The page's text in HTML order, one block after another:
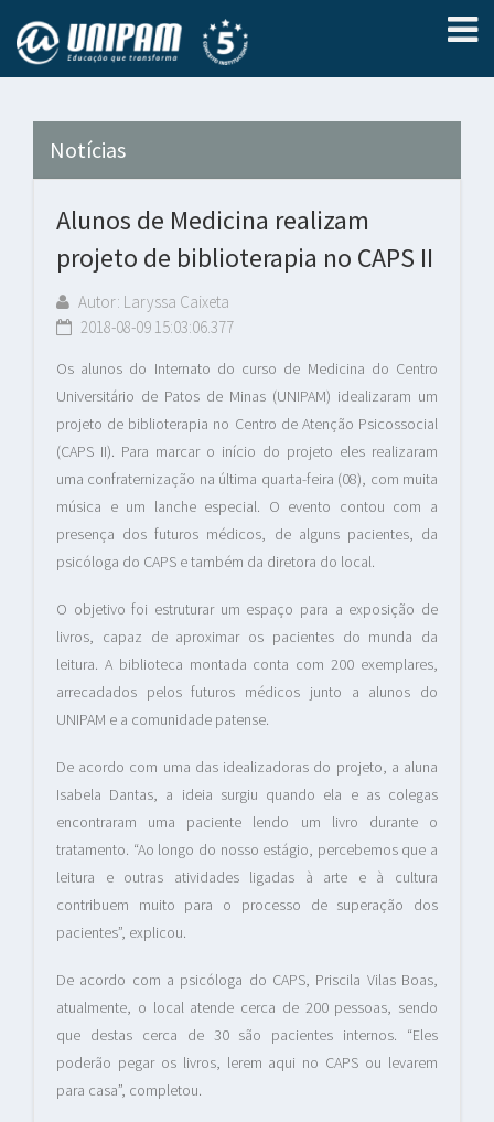
Notícias
Alunos de Medicina realizam
projeto de biblioterapia no CAPS II
Autor: Laryssa Caixeta
2018-08-09 15:03:06.377
Os alunos do Internato do curso de Medicina do Centro
Universitário de Patos de Minas (UNIPAM) idealizaram um
projeto de biblioterapia no Centro de Atenção Psicossocial
(CAPS II). Para marcar o início do projeto eles realizaram
uma confraternização na última quarta-feira (08), com muita
música e um lanche especial. O evento contou com a
presença dos futuros médicos, de alguns pacientes, da
psicóloga do CAPS e também da diretora do local.
O objetivo foi estruturar um espaço para a exposição de
livros, capaz de aproximar os pacientes do munda da
leitura. A biblioteca montada conta com 200 exemplares,
arrecadados pelos futuros médicos junto a alunos do
UNIPAM e a comunidade patense.
De acordo com uma das idealizadoras do projeto, a aluna
Isabela Dantas, a ideia surgiu quando ela e as colegas
encontraram uma paciente lendo um livro durante o
tratamento. “Ao longo do nosso estágio, percebemos que a
leitura e outras atividades ligadas à arte e à cultura
contribuem muito para o processo de superação dos
pacientes”, explicou.
De acordo com a psicóloga do CAPS, Priscila Vilas Boas,
atualmente, o local atende cerca de 200 pessoas, sendo
que destas cerca de 30 são pacientes internos. “Eles
poderão pegar os livros, lerem aqui no CAPS ou levarem
para casa”, completou.